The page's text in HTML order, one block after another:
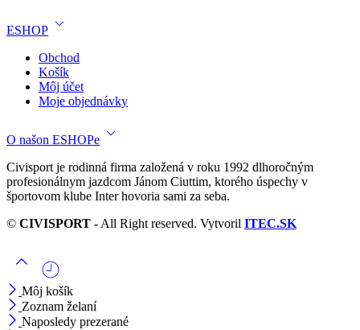
ESHOP
Obchod
Košík
Môj účet
Moje objednávky
O našon ESHOPe
Civisport je rodinná firma založená v roku 1992 dlhoročným
profesionálnym jazdcom Jánom Ciuttim, ktorého úspechy v
športovom klube Inter hovoria sami za seba.
© CIVISPORT - All Right reserved. Vytvoril ITEC.SK
Môj košík
Zoznam želaní
Naposledy prezerané